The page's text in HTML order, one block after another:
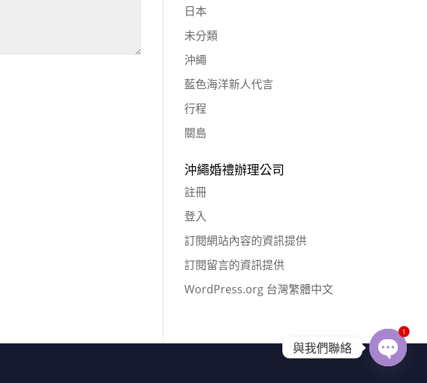
日本
未分類
沖繩
藍色海洋新人代言
行程
關島
沖繩婚禮辦理公司
註冊
登入
訂閱網站內容的資訊提供
訂閱留言的資訊提供
WordPress.org 台灣繁體中文
與我們聯絡
1